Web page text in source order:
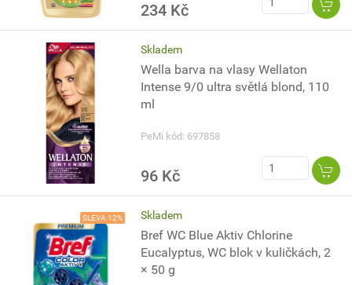
234 Kč
Skladem
Wella barva na vlasy Wellaton
Intense 9/0 ultra světlá blond, 110
ml
PeMi kód: 697858
96 Kč
SLEVA 12% Skladem
Bref WC Blue Aktiv Chlorine
Eucalyptus, WC blok v kuličkách, 2
× 50 g